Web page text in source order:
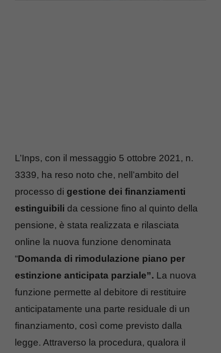
L’Inps, con il messaggio 5 ottobre 2021, n.
3339, ha reso noto che, nell’ambito del
processo di gestione dei finanziamenti
estinguibili da cessione fino al quinto della
pensione, è stata realizzata e rilasciata
online la nuova funzione denominata
“Domanda di rimodulazione piano per
estinzione anticipata parziale”. La nuova
funzione permette al debitore di restituire
anticipatamente una parte residuale di un
finanziamento, così come previsto dalla
legge. Attraverso la procedura, qualora il